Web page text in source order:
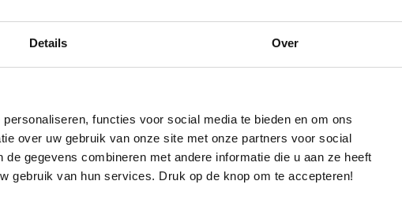
Details Over
functies voor social media te bieden en om ons
over uw gebruik van onze site met onze partners voor social
gegevens combineren met andere informatie die u aan ze heeft
gebruik van hun services. Druk op de knop om te accepteren!
graag